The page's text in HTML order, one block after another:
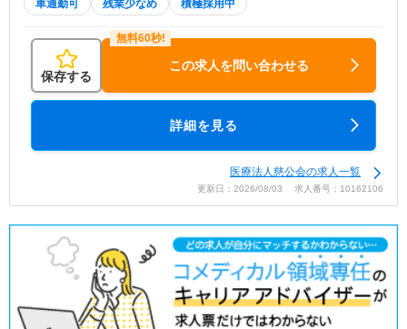
車通勤可 残業少なめ 積極採用中
保存する
この求人を問い合わせる
詳細を見る
医療法人慈公会の求人一覧
更新日：2026/08/03 求人番号：10162106